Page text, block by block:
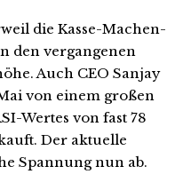
die Kasse-Machen-
den vergangenen
Auch CEO Sanjay
von einem großen
Wertes von fast 78
Der aktuelle
Spannung nun ab.